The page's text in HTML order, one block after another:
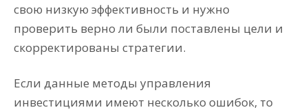
свою низкую эффективность и нужно
проверить верно ли были поставлены цели и
скорректированы стратегии.
Если данные методы управления
инвестициями имеют несколько ошибок, то